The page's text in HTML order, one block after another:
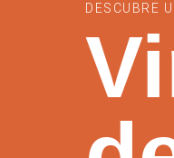
DESCUBRE